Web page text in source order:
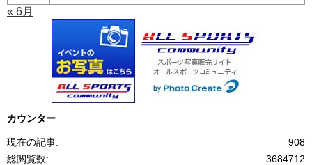
« 6月
カウンター
908
現在の記事:
3684712
総閲覧数: